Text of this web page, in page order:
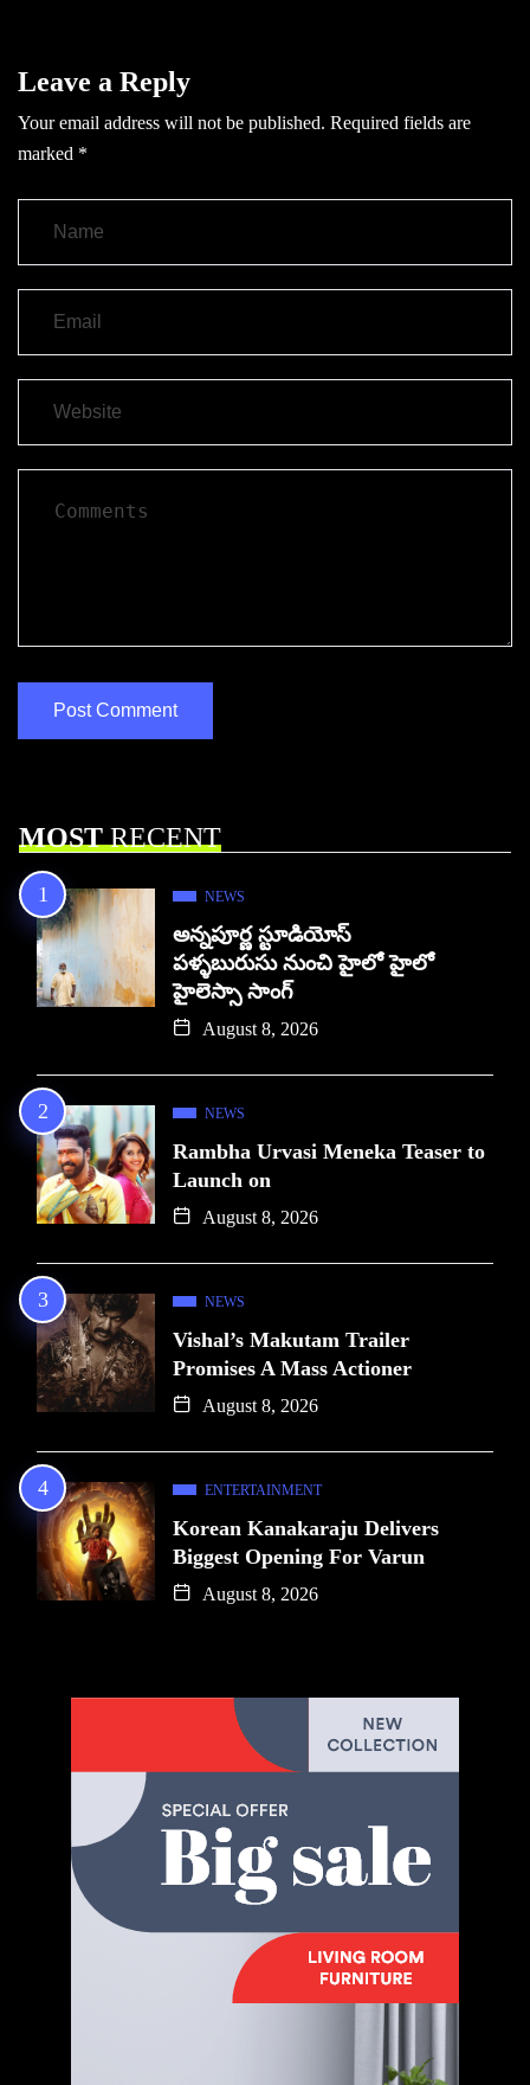
Leave a Reply
Your email address will not be published. Required fields are
marked *
MOSTRECENT
NEWS
అన్నపూర్ణ స్టూడియోస్
పళ్ళబురుసు నుంచి హైలో హైలో
హైలెస్సా సాంగ్
August 8, 2026
NEWS
Rambha Urvasi Meneka Teaser to
Launch on
August 8, 2026
NEWS
Vishal’s Makutam Trailer
Promises A Mass Actioner
August 8, 2026
ENTERTAINMENT
Korean Kanakaraju Delivers
Biggest Opening For Varun
August 8, 2026